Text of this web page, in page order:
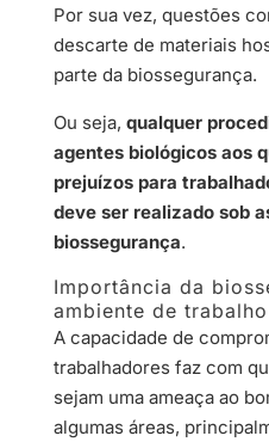
Por sua vez, questões
descarte de materiais
parte da biossegurança.
Ou seja, qualquer
agentes biológicos aos
prejuízos para
deve ser realizado sob
biossegurança.
Importância da
ambiente de trabalho
A capacidade de
trabalhadores faz com
sejam uma ameaça ao
algumas áreas,